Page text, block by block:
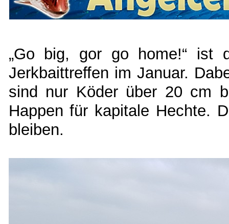
„Go big, gor go home!“ ist
Jerkbaittreffen im Januar.
sind nur Köder über 20 cm
Happen für kapitale Hechte.
bleiben.